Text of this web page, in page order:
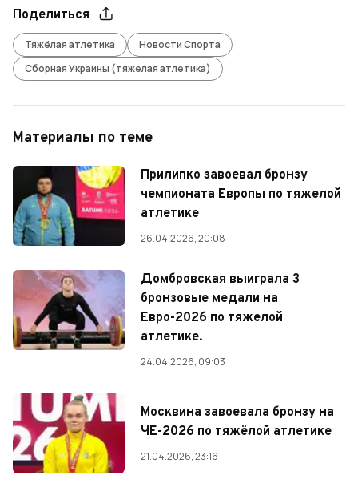
Поделиться
Тяжёлая атлетика
Новости Спорта
Сборная Украины (тяжелая атлетика)
Материалы по теме
Прилипко завоевал бронзу
чемпионата Европы по тяжелой
атлетике
26.04.2026, 20:08
Домбровская выиграла 3
бронзовые медали на
Евро-2026 по тяжелой
атлетике.
24.04.2026, 09:03
Москвина завоевала бронзу на
ЧЕ-2026 по тяжёлой атлетике
21.04.2026, 23:16